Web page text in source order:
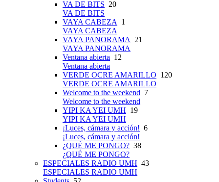
VA DE BITS 20
VA DE BITS
VAYA CABEZA
1
VAYA CABEZA
VAYA PANORAMA
21
VAYA PANORAMA
Ventana abierta 12
Ventana abierta
VERDE OCRE AMARILLO 120
VERDE OCRE AMARILLO
Welcome to the weekend 7
Welcome to the weekend
YIPI KA YEI UMH 19
YIPI KA YEI UMH
¡Luces, cámara y acción! 6
¡Luces, cámara y acción!
¿QUÉ ME PONGO? 38
¿QUÉ ME PONGO?
ESPECIALES RADIO UMH 43
ESPECIALES RADIO UMH